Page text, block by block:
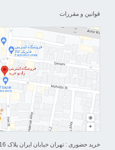
قوانین و مقررات
خرید حضوری : تهران خیابان ایران پلاک 16